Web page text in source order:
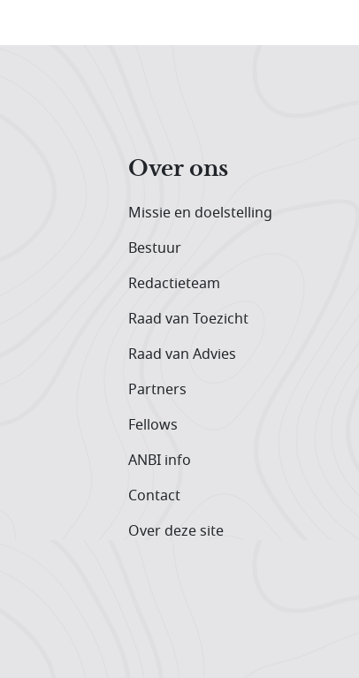
Over ons
Missie en doelstelling
Bestuur
Redactieteam
Raad van Toezicht
Raad van Advies
Partners
Fellows
ANBI info
Contact
Over deze site